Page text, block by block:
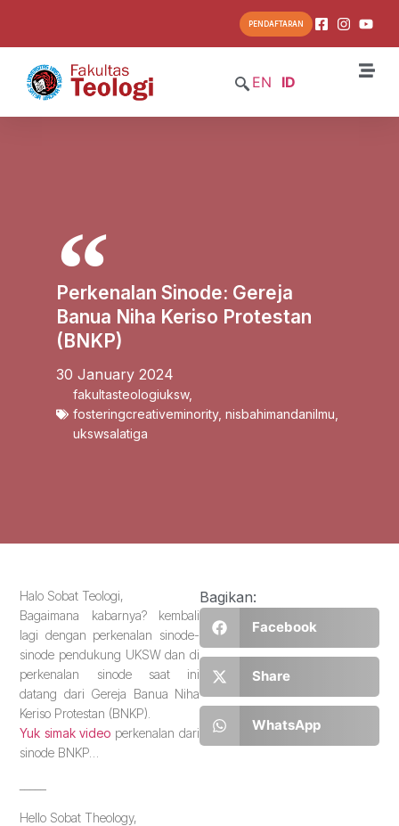
PENDAFTARAN
EN ID
Perkenalan Sinode: Gereja
Banua Niha Keriso Protestan
(BNKP)
30 January 2024
fakultasteologiuksw,
fosteringcreativeminority, nisbahimandanilmu
ukswsalatiga
Halo Sobat Teologi,
Bagaimana kabarnya? kembali
lagi dengan perkenalan sinode-
sinode pendukung UKSW dan di
perkenalan sinode saat ini
datang dari Gereja Banua Niha
Keriso Protestan (BNKP).
Yuk simak videoperkenalan dari
sinode BNKP…
Hello Sobat Theology,
Bagikan:
Facebook
Share
WhatsApp